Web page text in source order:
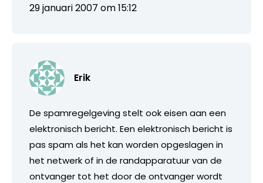
29 januari 2007 om 15:12
Erik
De spamregelgeving stelt ook eisen aan een
elektronisch bericht. Een elektronisch bericht is
pas spam als het kan worden opgeslagen in
het netwerk of in de randapparatuur van de
ontvanger tot het door de ontvanger wordt